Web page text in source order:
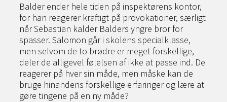
Balder ender hele tiden på inspektørens kontor,
for han reagerer kraftigt på provokationer, særligt
når Sebastian kalder Balders yngre bror for
spasser. Salomon går i skolens specialklasse,
men selvom de to brødre er meget forskellige,
deler de alligevel følelsen af ikke at passe ind. De
reagerer på hver sin måde, men måske kan de
bruge hinandens forskellige erfaringer og lære at
gøre tingene på en ny måde?